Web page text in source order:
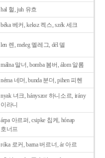
hal 헐, juh 유흐
béka 베커, keksz 켁스, szék 세크
len 렌, meleg 멜레그, dél 델
málna 말너, bomba 봄버, álom 알롬
néma 네머, bunda 분더, pihen 피헨
nyak 녀크, hányszor 하니소르, irány
이라니
árpa 아르퍼, csipke 칩케, hónap
호너프
róka 로커, barna 버르너, ár 아르